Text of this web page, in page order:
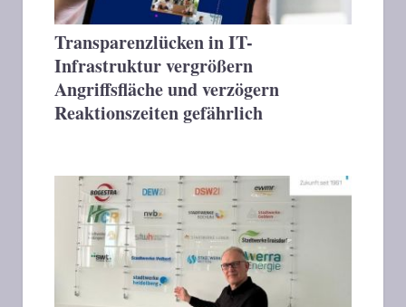
Transparenzlücken in IT-
Infrastruktur vergrößern
Angriffsfläche und verzögern
Reaktionszeiten gefährlich